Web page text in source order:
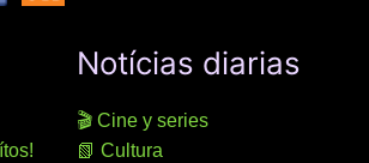
Notícias diarias
🎬 Cine y series
📗 Cultura